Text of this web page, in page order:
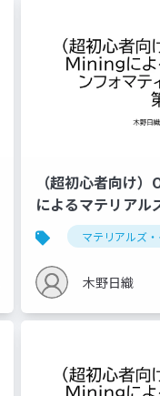
データ解析学 セミナー
（超初心者向け
によるマテリアル
スハンズオン第三
マテリアルズ
木野日織